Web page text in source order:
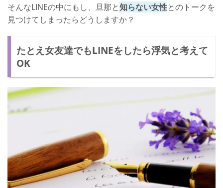
そんなLINEの中にもし、旦那と知らない女性とのトークを
見つけてしまったらどうしますか？
たとえ女友達でもLINEをしたら浮気と考えて
OK